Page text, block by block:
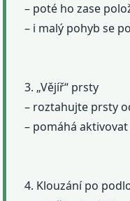
– poté ho zase
– i malý pohyb se
3. „Vějíř“ prsty
– roztahujte prsty
– pomáhá
4. Klouzání po